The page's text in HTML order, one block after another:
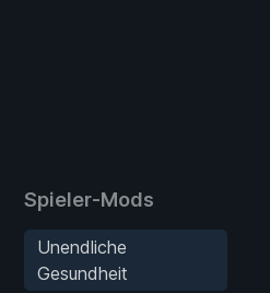
Spieler-Mods
Unendliche
Gesundheit